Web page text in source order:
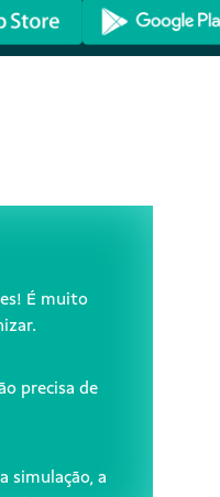
É muito
precisa de
simulação, a